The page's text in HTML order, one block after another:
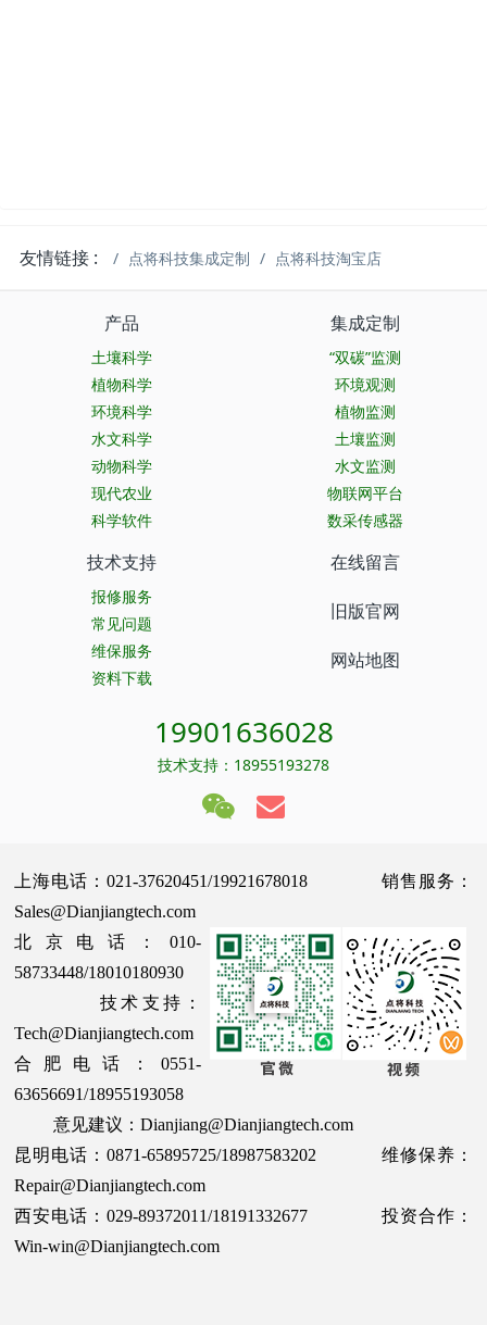
友情链接 : 点将科技集成定制 点将科技淘宝店
产品
土壤科学
植物科学
环境科学
水文科学
动物科学
现代农业
科学软件
集成定制
“双碳”监测
环境观测
植物监测
土壤监测
水文监测
物联网平台
数采传感器
技术支持
报修服务
常见问题
维保服务
资料下载
在线留言
旧版官网
网站地图
19901636028
技术支持：18955193278
上海电话：021-37620451/19921678018 销售服务：
Sales@Dianjiangtech.com
北京电话：010-
58733448/18010180930
技术支持：
Tech@Dianjiangtech.com
合肥电话：0551-
63656691/18955193058
意见建议：Dianjiang@Dianjiangtech.com
昆明电话：0871-65895725/18987583202 维修保养：
Repair@Dianjiangtech.com
西安电话：029-89372011/18191332677 投资合作：
Win-win@Dianjiangtech.com